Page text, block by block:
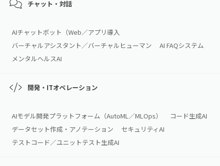
チャット・対話
AIチャットボット（Web／アプリ導入
バーチャルアシスタント／バーチャルヒューマン
AI FAQシステム
メンタルヘルスAI
開発・ITオペレーション
AIモデル開発プラットフォーム（AutoML／MLOps）
コード生成AI
データセット作成・アノテーション
セキュリティAI
テストコード／ユニットテスト生成AI